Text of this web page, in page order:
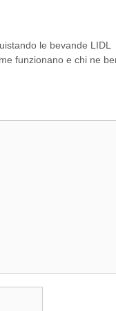
le bevande LIDL
funzionano e chi ne